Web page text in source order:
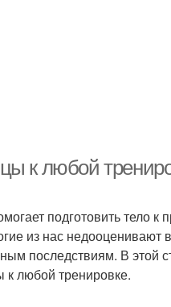
к любой
подготовить тело к
из нас недооценивают
последствиям. В этой
к любой тренировке.